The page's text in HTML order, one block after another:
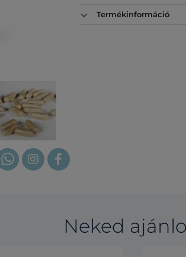
Termékinformáció
Neked